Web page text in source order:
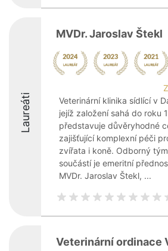
Laureáti
MVDr. Jaroslav Štekl
Veterinární klinika sídlící v
jejíž založení sahá do roku
představuje důvěryhodné
zajišťující komplexní péči
zvířata i koně. Odborný
součástí je emeritní
MVDr. Jaroslav Štekl, ...
Veterinární ordinace